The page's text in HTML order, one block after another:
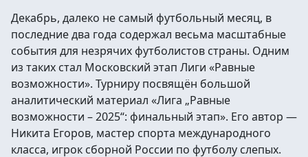
Декабрь, далеко не самый футбольный месяц, в
последние два года содержал весьма масштабные
события для незрячих футболистов страны. Одним
из таких стал Московский этап Лиги «Равные
возможности». Турниру посвящён большой
аналитический материал «Лига „Равные
возможности – 2025“: финальный этап». Его автор —
Никита Егоров, мастер спорта международного
класса, игрок сборной России по футболу слепых.